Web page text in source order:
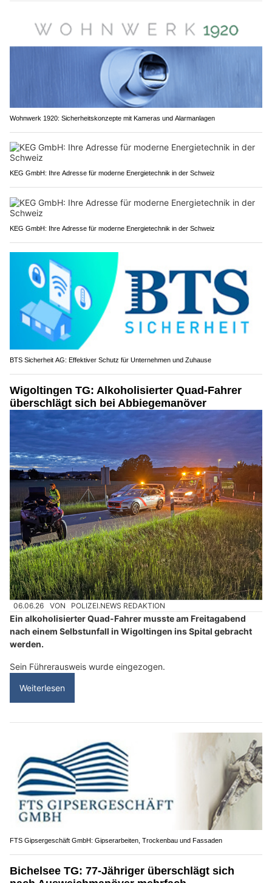
Wohnwerk 1920: Sicherheitskonzepte mit Kameras und Alarmanlagen
KEG GmbH: Ihre Adresse für moderne Energietechnik in der Schweiz
KEG GmbH: Ihre Adresse für moderne Energietechnik in der Schweiz
BTS Sicherheit AG: Effektiver Schutz für Unternehmen und Zuhause
Wigoltingen TG: Alkoholisierter Quad-Fahrer
überschlägt sich bei Abbiegemanöver
06.06.26 VON POLIZEI.NEWS REDAKTION
Ein alkoholisierter Quad-Fahrer musste am Freitagabend
nach einem Selbstunfall in Wigoltingen ins Spital gebracht
werden.
Sein Führerausweis wurde eingezogen.
Weiterlesen
FTS Gipsergeschäft GmbH: Gipserarbeiten, Trockenbau und Fassaden
Bichelsee TG: 77-Jähriger überschlägt sich